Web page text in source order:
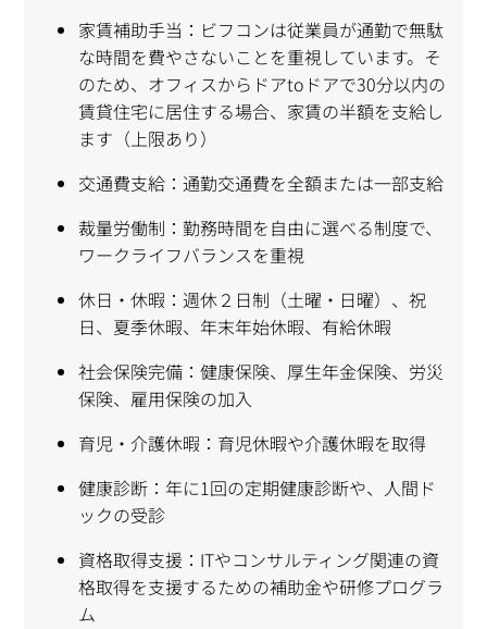
家賃補助手当：ビフコンは従業員が通勤で無駄
な時間を費やさないことを重視しています。そ
のため、オフィスからドアtoドアで30分以内の
賃貸住宅に居住する場合、家賃の半額を支給し
ます（上限あり）
交通費支給：通勤交通費を全額または一部支給
裁量労働制：勤務時間を自由に選べる制度で、
ワークライフバランスを重視
休日・休暇：週休２日制（土曜・日曜）、祝
日、夏季休暇、年末年始休暇、有給休暇
社会保険完備：健康保険、厚生年金保険、労災
保険、雇用保険の加入
育児・介護休暇：育児休暇や介護休暇を取得
健康診断：年に1回の定期健康診断や、人間ド
ックの受診
資格取得支援：ITやコンサルティング関連の資
格取得を支援するための補助金や研修プログラ
ム